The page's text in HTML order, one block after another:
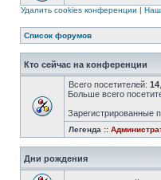
Удалить cookies конференции |
Список форумов
Кто сейчас на конференции
Всего посетителей: 14
Больше всего
Зарегистрированные
Легенда ::
Дни рождения